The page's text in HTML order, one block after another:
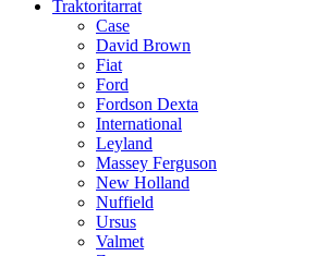
Traktoritarrat
Case
David Brown
Fiat
Ford
Fordson Dexta
International
Leyland
Massey Ferguson
New Holland
Nuffield
Ursus
Valmet